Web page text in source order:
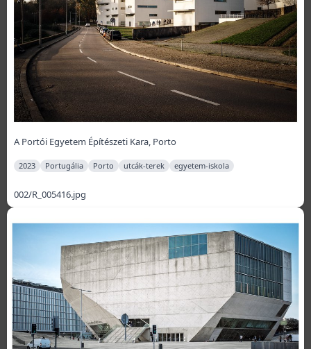
A Portói Egyetem Építészeti Kara, Porto
2023 Portugália Porto utcák-terek egyetem-iskola
002/R_005416.jpg